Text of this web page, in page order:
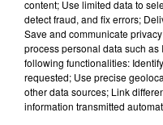
club grenat
FIL ACTUS
9h19
Lorraine : une journée pas
content; Use limited data to
detect fraud, and fix errors;
Save and communicate
process personal data such
following functionalities:
requested; Use precise
other data sources; Link
information transmitted